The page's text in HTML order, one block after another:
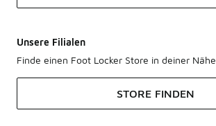
Unsere Filialen
Finde einen Foot Locker Store in deiner Nähe.
STORE FINDEN